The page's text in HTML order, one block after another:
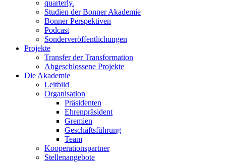
quarterly.
Studien der Bonner Akademie
Bonner Perspektiven
Podcast
Sonderveröffentlichungen
Projekte
Transfer der Transformation
Abgeschlossene Projekte
Die Akademie
Leitbild
Organisation
Präsidenten
Ehrenpräsident
Gremien
Geschäftsführung
Team
Kooperationspartner
Stellenangebote